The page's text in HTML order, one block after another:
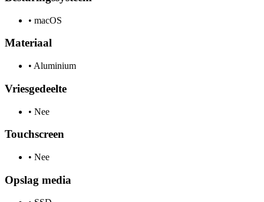
• macOS
Materiaal
• Aluminium
Vriesgedeelte
• Nee
Touchscreen
• Nee
Opslag media